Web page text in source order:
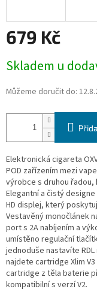
679 Kč
cena:
Skladem u
Můžeme doručit do:
Elektronická cigareta
POD zařízením mezi
výrobce s druhou řadou,
Elegantní a čistý
HD displej, který
Vestavěný monočlánek
port s 2A nabíjením a
umístěno regulační
jednoduše nastavíte
najdete cartridge Xlim
cartridge z těla baterie
kompatibilní s verzí V2.